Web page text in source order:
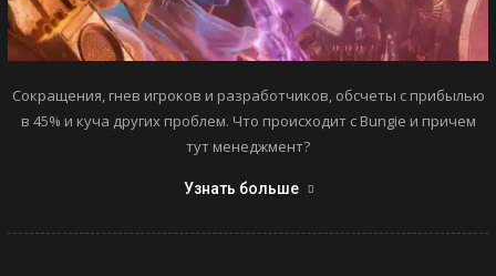
Сокращения, гнев игроков и разработчиков, обсчеты с прибылью
в 45% и куча других проблем. Что происходит с Bungie и причем
тут менеджмент?
Узнать больше